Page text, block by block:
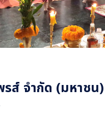
รส์ จำกัด (มหาช